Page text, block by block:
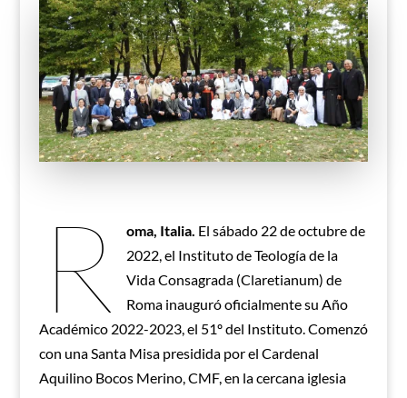
R oma, Italia. El sábado 22 de octubre de
2022, el Instituto de Teología de la
Vida Consagrada (Claretianum) de
Roma inauguró oficialmente su Año
Académico 2022-2023, el 51º del Instituto. Comenzó
con una Santa Misa presidida por el Cardenal
Aquilino Bocos Merino, CMF, en la cercana iglesia